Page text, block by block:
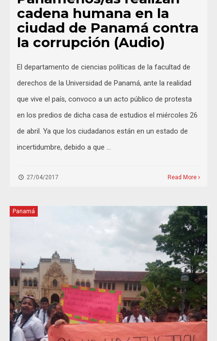
cadena humana en la
ciudad de Panamá contra
la corrupción (Audio)
El departamento de ciencias políticas de la facultad de
derechos de la Universidad de Panamá, ante la realidad
que vive el país, convoco a un acto público de protesta
en los predios de dicha casa de estudios el miércoles 26
de abril. Ya que los ciudadanos están en un estado de
incertidumbre, debido a que …
27/04/2017 Read More
Panamá